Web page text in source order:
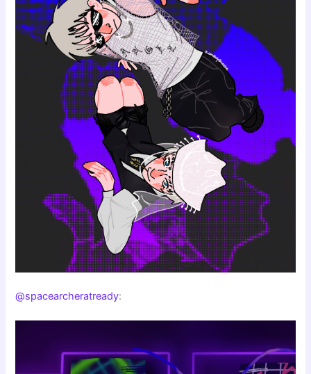
@spacearcheratready: